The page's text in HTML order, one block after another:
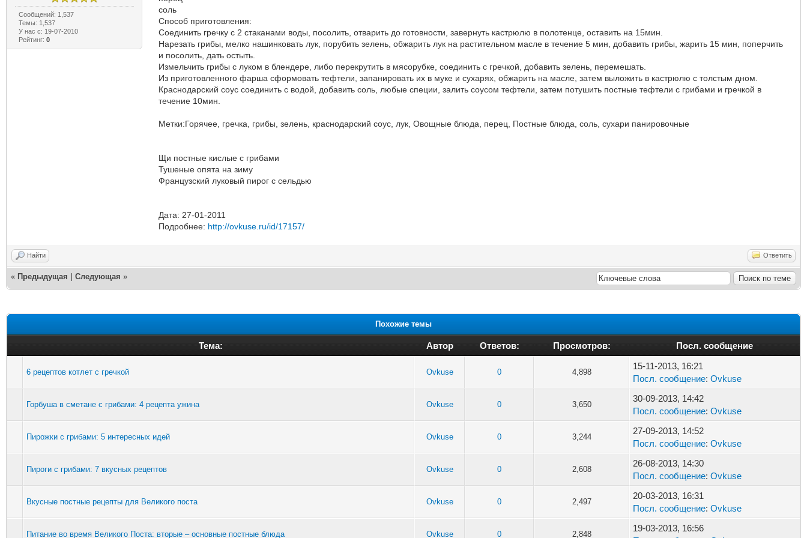
Сообщений: 1,537
Темы: 1,537
У нас с: 19-07-2010
Рейтинг:0
соль
Способ приготовления:
Соединить гречку с 2 стаканами воды, посолить, отварить до готовности, завернуть кастрюлю в полотенце, оставить на 15мин.
Нарезать грибы, мелко нашинковать лук, порубить зелень, обжарить лук на растительном масле в течение 5 мин, добавить грибы, жарить 15 мин, поперчить
и посолить, дать остыть.
Измельчить грибы с луком в блендере, либо перекрутить в мясорубке, соединить с гречкой, добавить зелень, перемешать.
Из приготовленного фарша сформовать тефтели, запанировать их в муке и сухарях, обжарить на масле, затем выложить в кастрюлю с толстым дном.
Краснодарский соус соединить с водой, добавить соль, любые специи, залить соусом тефтели, затем потушить постные тефтели с грибами и гречкой в
течение 10мин.
Метки:Горячее, гречка, грибы, зелень, краснодарский соус, лук, Овощные блюда, перец, Постные блюда, соль, сухари панировочные
Щи постные кислые с грибами
Тушеные опята на зиму
Французский луковый пирог с сельдью
Дата: 27-01-2011
Подробнее: http://ovkuse.ru/id/17157/
Найти Ответить
« Предыдущая Следующая »
Похожие темы
Тема: Автор Ответов: Просмотров: Посл. сообщение
6 рецептов котлет с гречкой Ovkuse 0 4,898
15-11-2013, 16:21
Посл. сообщение: Ovkuse
Горбуша в сметане с грибами: 4 рецепта ужина Ovkuse 0 3,650
30-09-2013, 14:42
Посл. сообщение: Ovkuse
Пирожки с грибами: 5 интересных идей Ovkuse 0 3,244
27-09-2013, 14:52
Посл. сообщение: Ovkuse
Пироги с грибами: 7 вкусных рецептов Ovkuse 0 2,608
26-08-2013, 14:30
Посл. сообщение: Ovkuse
Вкусные постные рецепты для Великого поста Ovkuse 0 2,497
20-03-2013, 16:31
Посл. сообщение: Ovkuse
Питание во время Великого Поста: вторые – основные постные блюда Ovkuse 0 2,848
19-03-2013, 16:56